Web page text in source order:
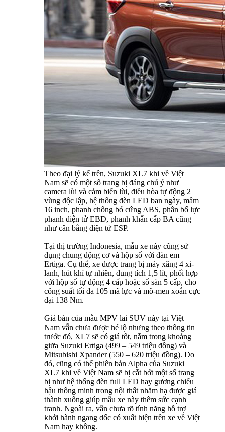
Theo đại lý kể trên, Suzuki XL7 khi về Việt
Nam sẽ có một số trang bị đáng chú ý như
camera lùi và cảm biến lùi, điều hòa tự động 2
vùng độc lập, hệ thống đèn LED ban ngày, mâm
16 inch, phanh chống bó cứng ABS, phân bổ lực
phanh điện tử EBD, phanh khẩn cấp BA cũng
như cân bằng điện tử ESP.
Tại thị trường Indonesia, mẫu xe này cũng sử
dụng chung động cơ và hộp số với đàn em
Ertiga. Cụ thể, xe được trang bị máy xăng 4 xi-
lanh, hút khí tự nhiên, dung tích 1,5 lít, phối hợp
với hộp số tự động 4 cấp hoặc số sàn 5 cấp, cho
công suất tối đa 105 mã lực và mô-men xoắn cực
đại 138 Nm.
Giá bán của mẫu MPV lai SUV này tại Việt
Nam vẫn chưa được hé lộ nhưng theo thông tin
trước đó, XL7 sẽ có giá tốt, nằm trong khoảng
giữa Suzuki Ertiga (499 – 549 triệu đồng) và
Mitsubishi Xpander (550 – 620 triệu đồng). Do
đó, cũng có thể phiên bản Alpha của Suzuki
XL7 khi về Việt Nam sẽ bị cắt bớt một số trang
bị như hệ thống đèn full LED hay gương chiếu
hậu thông minh trong nội thất nhằm hạ được giá
thành xuống giúp mẫu xe này thêm sức cạnh
tranh. Ngoài ra, vẫn chưa rõ tính năng hỗ trợ
khởi hành ngang dốc có xuất hiện trên xe về Việt
Nam hay không.